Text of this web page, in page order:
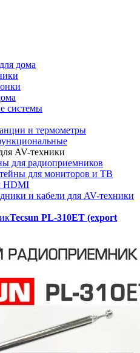
дома
системы
и термометры
AV-техники
для радиоприемников
для мониторов и ТВ
HDMI
и кабели для AV-техники
Tecsun PL-310ET (export